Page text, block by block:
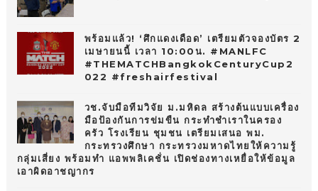
พร้อมแล้ว! ‘ศึกแดงเดือด’ เตรียมตัวจองบัตร 2
เมษายนนี้ เวลา 10:00น. #MANLFC
#THEMATCHBangkokCenturyCup2
022 #freshairfestival
วช.จับมือทีมวิจัย ม.มหิดล สร้างต้นแบบเครื่อง
มือป้องกันการข่มขืน กระทำชำเราในครอง
ครัว โรงเรียน ชุมชน เตรียมเสนอ พม.
กระทรวงศึกษา กระทรวงมหาดไทยให้ความรู้
กลุ่มเสี่ยง พร้อมทำ แอพพลิเคชั่น เปิดช่องทางเหยื่อให้ข้อมูล
เอาผิดอาชญากร